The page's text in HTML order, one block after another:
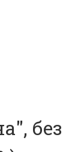
без